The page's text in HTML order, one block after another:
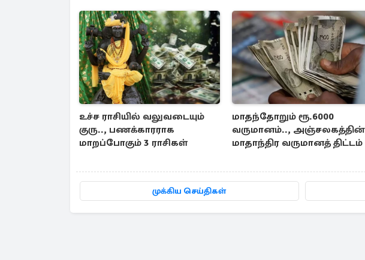
உச்ச ராசியில் வலுவடையும்
குரு.., பணக்காரராக
மாறப்போகும் 3 ராசிகள்
மாதந்தோறும் ரூ.6000
வருமானம்.., அஞ்சலகத்தின்
மாதாந்திர வருமானத் திட்டம்
முக்கிய செய்திகள்